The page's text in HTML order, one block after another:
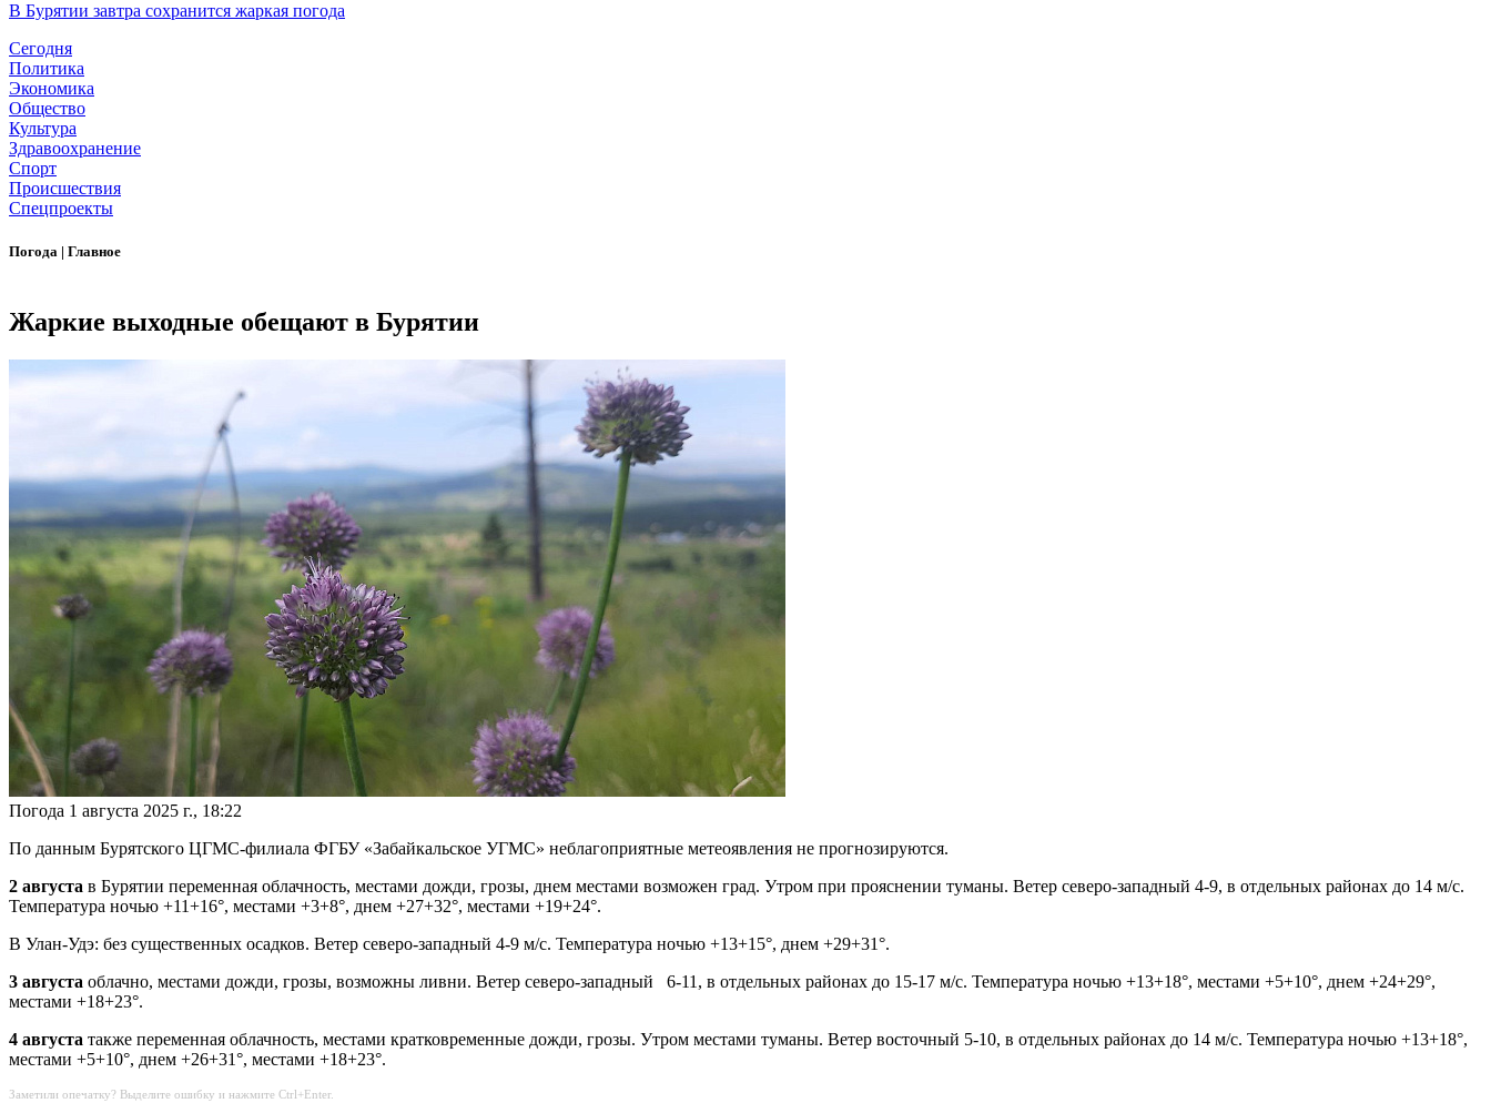
В Бурятии завтра сохранится жаркая погода
Сегодня
Политика
Экономика
Общество
Культура
Здравоохранение
Спорт
Происшествия
Спецпроекты
Погода | Главное
Жаркие выходные обещают в Бурятии
Погода 1 августа 2025 г., 18:22
По данным Бурятского ЦГМС-филиала ФГБУ «Забайкальское УГМС» неблагоприятные метеоявления не прогнозируются.
2 августа в Бурятии переменная облачность, местами дожди, грозы, днем местами возможен град. Утром при прояснении туманы. Ветер северо-западный 4-9, в отдельных районах до 14 м/с.
Температура ночью +11+16°, местами +3+8°, днем +27+32°, местами +19+24°.
В Улан-Удэ: без существенных осадков. Ветер северо-западный 4-9 м/с. Температура ночью +13+15°, днем +29+31°.
3 августа облачно, местами дожди, грозы, возможны ливни. Ветер северо-западный 6-11, в отдельных районах до 15-17 м/с. Температура ночью +13+18°, местами +5+10°, днем +24+29°,
местами +18+23°.
4 августа также переменная облачность, местами кратковременные дожди, грозы. Утром местами туманы. Ветер восточный 5-10, в отдельных районах до 14 м/с. Температура ночью +13+18°,
местами +5+10°, днем +26+31°, местами +18+23°.
Заметили опечатку? Выделите ошибку и нажмите Ctrl+Enter.